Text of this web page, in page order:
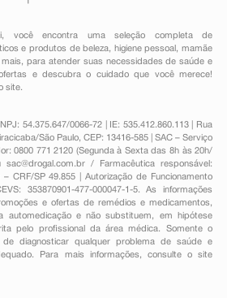
você encontra uma seleção completa de
e produtos de beleza, higiene pessoal ,mamãe
para atender suas necessidades de saúde e
e descubra o cuidado que você merece!
site.
54.375.647/0066-72 | IE: 535.412.860.113 | Rua
São Paulo, CEP: 13416-585 | SAC – Serviço
0800 771 2120 (Segunda à Sexta das 8h às 20h/
sac@drogal.com.br/ Farmacêutica responsável:
CRF/SP 49.855 | Autorização de Funcionamento
353870901-477-000047-1-5. As informações
e ofertas de remédios e medicamentos,
automedicação e não substituem, em hipótese
pelo profissional da área médica. Somente o
diagnosticar qualquer problema de saúde e
Para mais informações, consulte o site